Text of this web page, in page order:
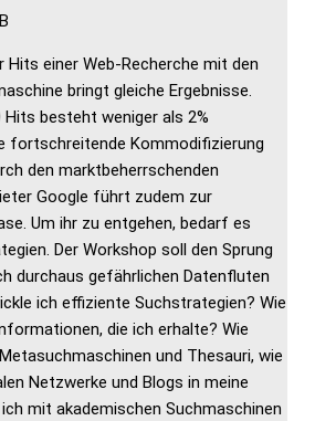
Hits einer Web-Recherche mit den
bringt gleiche Ergebnisse.
besteht weniger als 2%
fortschreitende Kommodifizierung
den marktbeherrschenden
Google führt zudem zur
Um ihr zu entgehen, bedarf es
Der Workshop soll den Sprung
durchaus gefährlichen Datenfluten
ich effiziente Suchstrategien? Wie
die ich erhalte? Wie
und Thesauri, wie
Netzwerke und Blogs in meine
mit akademischen Suchmaschinen